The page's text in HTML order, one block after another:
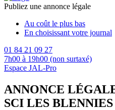
Publiez une annonce légale
Au coût le plus bas
En choisissant votre journal
01 84 21 09 27
7h00 à 19h00 (non surtaxé)
Espace JAL-Pro
ANNONCE
SCI LES BLENNIES